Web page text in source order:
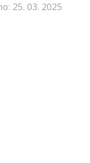
25. 03. 2025